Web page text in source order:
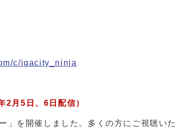
c/igacity_ninja
2月5日、6日配信）
を開催しました。多くの方にご視聴いた